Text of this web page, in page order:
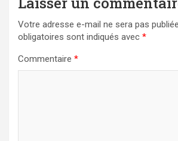
Votre adresse e-mail ne sera pas
obligatoires sont indiqués avec *
Commentaire *